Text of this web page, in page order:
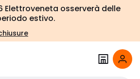
Elettroveneta osserverà delle
estivo.